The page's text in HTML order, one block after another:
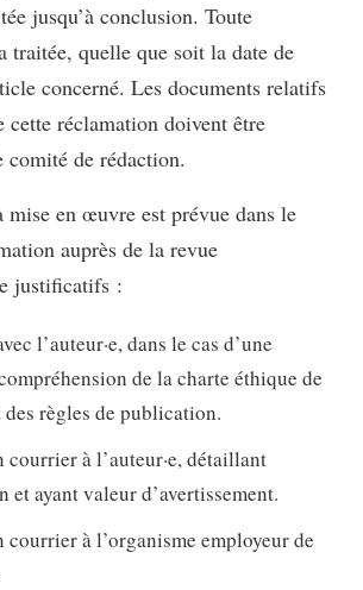
jusqu’à conclusion. Toute
traitée, quelle que soit la date de
concerné. Les documents relatifs
cette réclamation doivent être
comité de rédaction.
mise en œuvre est prévue dans le
auprès de la revue
justificatifs :
l’auteur·e, dans le cas d’une
de la charte éthique de
règles de publication.
courrier à l’auteur·e, détaillant
et ayant valeur d’avertissement.
courrier à l’organisme employeur de